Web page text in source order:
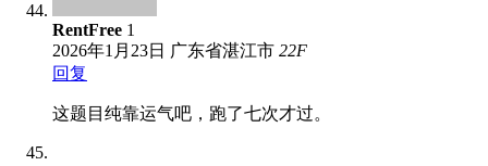
RentFree 1
2026年1月23日 广东省湛江市 22F
回复
这题目纯靠运气吧，跑了七次才过。